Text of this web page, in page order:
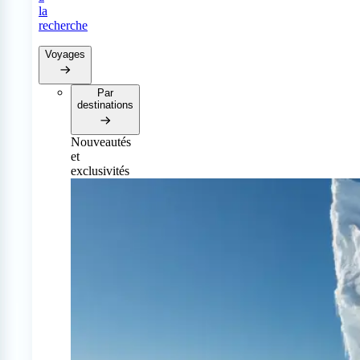
la
recherche
Voyages
Par
destinations
Nouveautés
et
exclusivités